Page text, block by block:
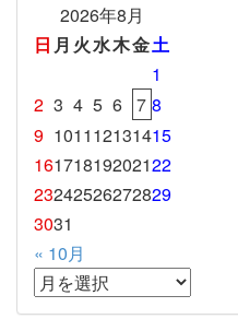
2026年8月
日 月 火水木金土
1
2 3 4 5 6 7 8
9 101112131415
16171819202122
23242526272829
3031
« 10月